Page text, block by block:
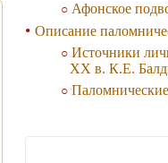
Афонское
Описание
Источники
XX в. К.Е.